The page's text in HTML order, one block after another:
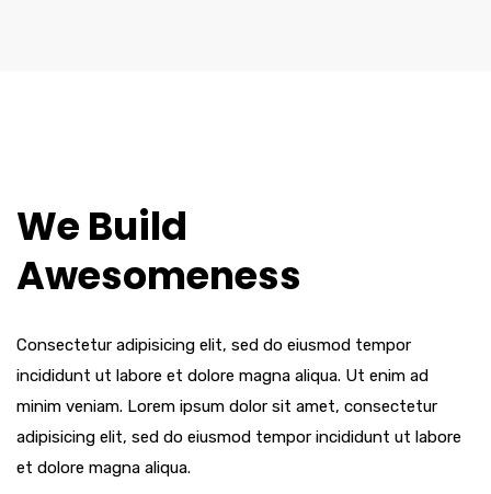
We Build
Awesomeness
Consectetur adipisicing elit, sed do eiusmod tempor
incididunt ut labore et dolore magna aliqua. Ut enim ad
minim veniam. Lorem ipsum dolor sit amet, consectetur
adipisicing elit, sed do eiusmod tempor incididunt ut labore
et dolore magna aliqua.